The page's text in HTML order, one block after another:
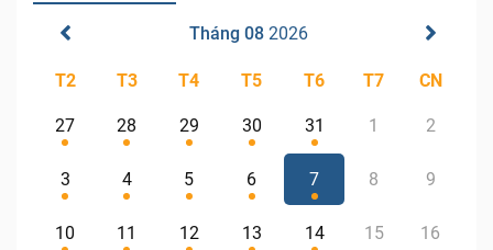
Tháng 08 2026
T2 T3 T4 T5 T6 T7 CN
27 28 29 30 31 1 2
3 4 5 6 7 8 9
10 11 12 13 14 15 16